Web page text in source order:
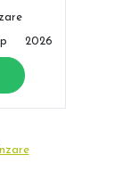
2026